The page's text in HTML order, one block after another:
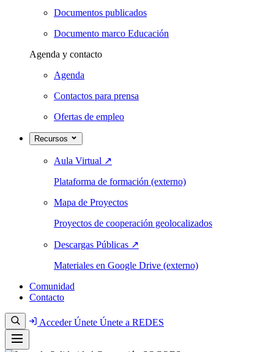
Documentos publicados
Documento marco Educación
Agenda y contacto
Agenda
Contactos para prensa
Ofertas de empleo
Recursos
Aula Virtual ↗
Plataforma de formación (externo)
Mapa de Proyectos
Proyectos de cooperación geolocalizados
Descargas Públicas ↗
Materiales en Google Drive (externo)
Comunidad
Contacto
AccederÚnete Únete a REDES